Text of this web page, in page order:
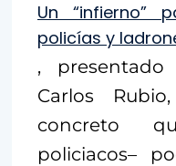
Un “infierno”
policías y
,
Carlos
concreto
policiacos–